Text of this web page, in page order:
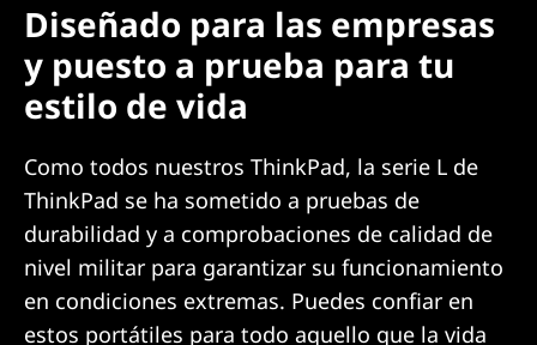
Diseñado para las empresas
y puesto a prueba para tu
estilo de vida
Como todos nuestros ThinkPad, la serie L de
ThinkPad se ha sometido a pruebas de
durabilidad y a comprobaciones de calidad de
nivel militar para garantizar su funcionamiento
en condiciones extremas. Puedes confiar en
estos portátiles para todo aquello que la vida